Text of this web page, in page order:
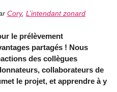
Cory, L’intendant zonard
le prélèvement
partagés ! Nous
des collègues
collaborateurs de
le projet, et apprendre à y